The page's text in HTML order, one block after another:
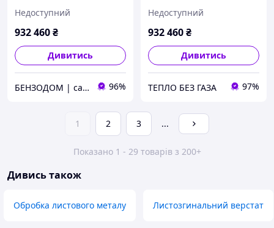
Недоступний
932 460₴
Дивитись
БЕНЗОДОМ | садова техніка та електроінструмент 96%
Недоступний
932 460₴
Дивитись
ТЕПЛО БЕЗ ГАЗА 97%
1 2 3 ...
Показано 1 - 29 товарів з 200+
Дивись також
Обробка листового металу Листозгинальний верстат